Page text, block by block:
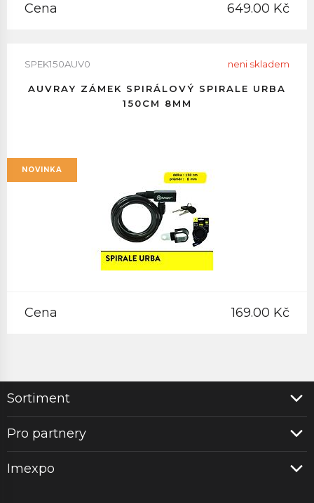
Cena 649.00 Kč
SPEK150AUV0 neni skladem
AUVRAY ZÁMEK SPIRÁLOVÝ SPIRALE URBA
150CM 8MM
NOVINKA
Cena 169.00 Kč
Sortiment
Pro partnery
Imexpo